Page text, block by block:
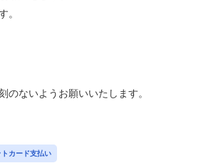
。
のないようお願いいたします。
カード支払い